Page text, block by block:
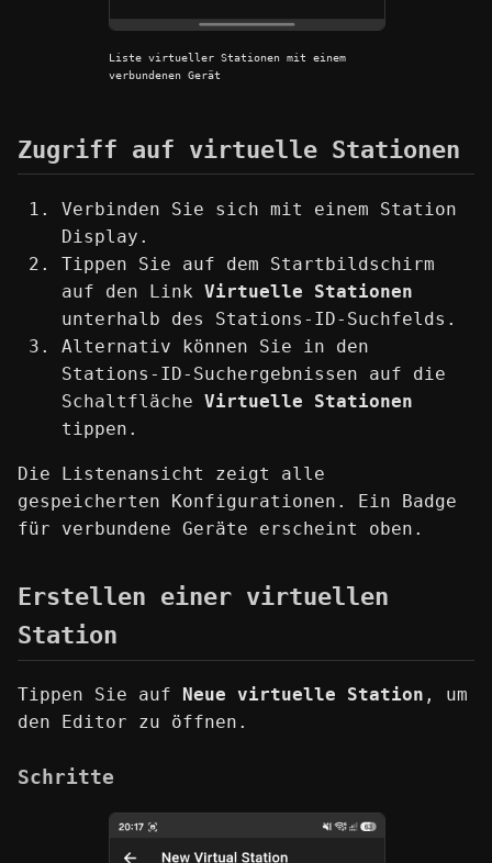
Liste virtueller Stationen mit einem
verbundenen Gerät
Zugriff auf virtuelle Stationen
Verbinden Sie sich mit einem Station
Display.
Tippen Sie auf dem Startbildschirm
auf den Link Virtuelle Stationen
unterhalb des Stations-ID-Suchfelds.
Alternativ können Sie in den
Stations-ID-Suchergebnissen auf die
Schaltfläche Virtuelle Stationen
tippen.
Die Listenansicht zeigt alle
gespeicherten Konfigurationen. Ein Badge
für verbundene Geräte erscheint oben.
Erstellen einer virtuellen
Station
Tippen Sie auf Neue virtuelle Station , um
den Editor zu öffnen.
Schritte